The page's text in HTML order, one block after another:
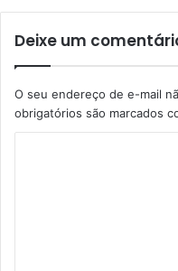
Deixe um
O seu endereço de e-mail
obrigatórios são marcados